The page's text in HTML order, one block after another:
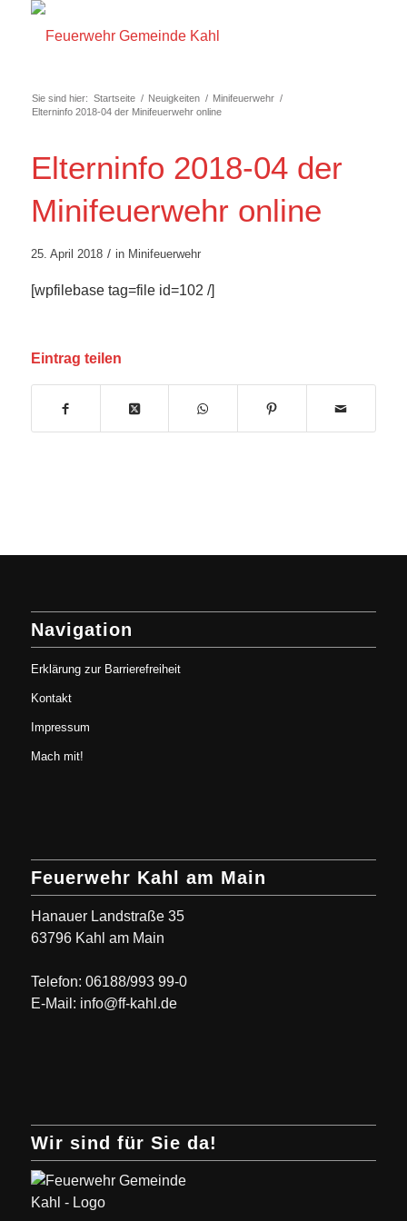
Sie sind hier: Startseite / Neuigkeiten / Minifeuerwehr /
Elterninfo 2018-04 der Minifeuerwehr online
Elterninfo 2018-04 der
Minifeuerwehr online
25. April 2018 / in Minifeuerwehr
[wpfilebase tag=file id=102 /]
Eintrag teilen
Navigation
Erklärung zur Barrierefreiheit
Kontakt
Impressum
Mach mit!
Feuerwehr Kahl am Main
Hanauer Landstraße 35
63796 Kahl am Main
Telefon: 06188/993 99-0
E-Mail: info@ff-kahl.de
Wir sind für Sie da!